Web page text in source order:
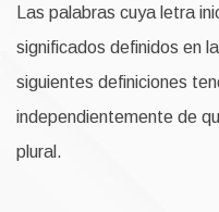
Las palabras cuya letra
significados definidos en
siguientes definiciones
independientemente de
plural.